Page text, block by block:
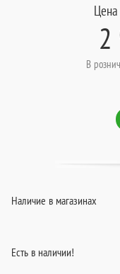
2
В
Наличие в магазинах
Есть в наличии!